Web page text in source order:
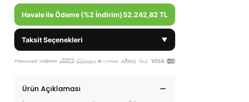
Havale ile Ödeme (%2 İndirim)52.242,82 TL
Taksit Seçenekleri ▼
Ürün Açıklaması